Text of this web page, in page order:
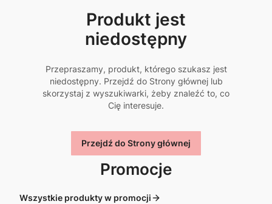
Produkt jest
niedostępny
Przepraszamy, produkt, którego szukasz jest
niedostępny. Przejdź do Strony głównej lub
skorzystaj z wyszukiwarki, żeby znaleźć to, co
Cię interesuje.
Przejdź do Strony głównej
Promocje
Wszystkie produkty w promocji